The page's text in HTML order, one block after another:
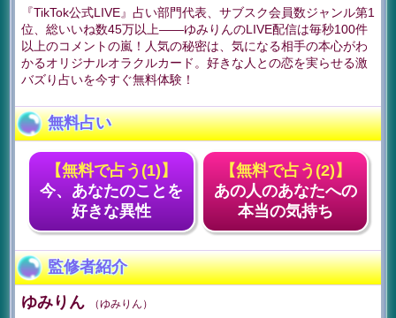
『TikTok公式LIVE』占い部門代表、サブスク会員数ジャンル第1
位、総いいね数45万以上――ゆみりんのLIVE配信は毎秒100件
以上のコメントの嵐！人気の秘密は、気になる相手の本心がわ
かるオリジナルオラクルカード。好きな人との恋を実らせる激
バズり占いを今すぐ無料体験！
無料占い
【無料で占う(1)】
今、あなたのことを
好きな異性
【無料で占う(2)】
あの人のあなたへの
本当の気持ち
監修者紹介
ゆみりん （ゆみりん）